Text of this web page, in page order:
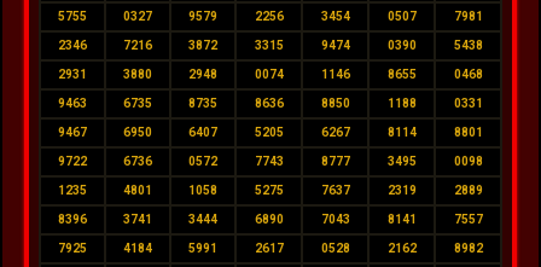
5755 0327 9579 2256 3454 0507 7981
2346 7216 3872 3315 9474 0390 5438
2931 3880 2948 0074 1146 8655 0468
9463 6735 8735 8636 8850 1188 0331
9467 6950 6407 5205 6267 8114 8801
9722 6736 0572 7743 8777 3495 0098
1235 4801 1058 5275 7637 2319 2889
8396 3741 3444 6890 7043 8141 7557
7925 4184 5991 2617 0528 2162 8982